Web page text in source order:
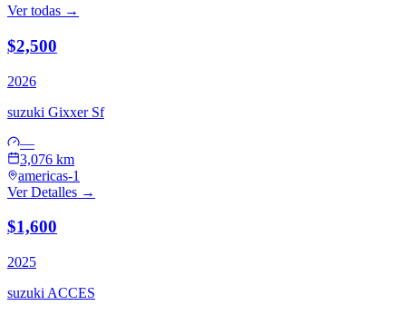
Ver todas →
$2,500
2026
suzuki Gixxer Sf
—
3,076 km
americas-1
Ver Detalles →
$1,600
2025
suzuki ACCES